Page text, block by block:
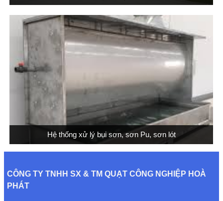
Hệ thống xử lý bụi sơn, sơn Pu, sơn lót
CÔNG TY TNHH SX & TM QUẠT CÔNG NGHIỆP HOÀ
PHÁT